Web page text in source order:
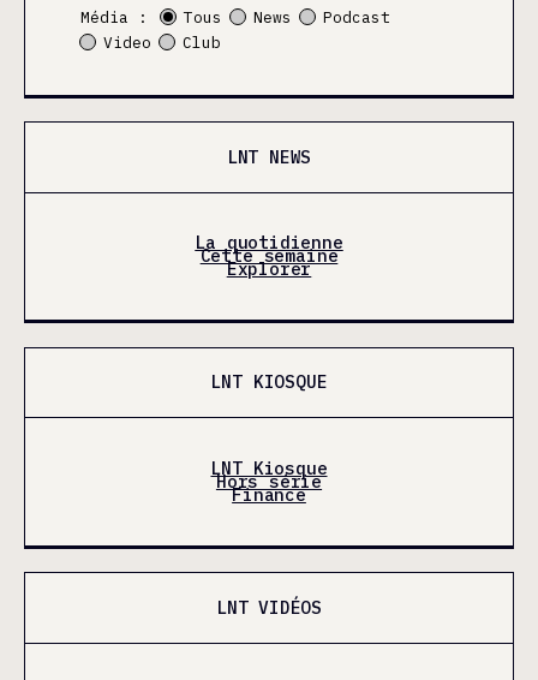
Média : Tous News
Podcast
Video
Club
LNT NEWS
La quotidienne
Cette semaine
Explorer
LNT KIOSQUE
LNT Kiosque
Hors série
Finance
LNT VIDÉOS